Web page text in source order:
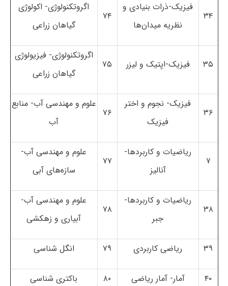
۳۴
فیزیک-ذرات بنیادی و
نظریه میدان‌ها
۷۴
اگروتکنولوژی- اکولوژی
گیاهان زراعی
۳۵ فیزیک-اپتیک و لیزر ۷۵
اگروتکنولوژی- فیزیولوژی
گیاهان زراعی
۳۶
فیزیک- نجوم و اختر
فیزیک
۷۶
علوم و مهندسی آب- منابع
آب
۷
ریاضیات و کاربردها-
آنالیز
۷۷
علوم و مهندسی آب-
سازه‌های آبی
۳۸
ریاضیات و کاربردها-
جبر
۷۸
علوم و مهندسی آب-
آبیاری و زهکشی
۳۹ ریاضی کاربردی ۷۹ انگل شناسی
۴۰ آمار- آمار ریاضی ۸۰ باکتری شناسی